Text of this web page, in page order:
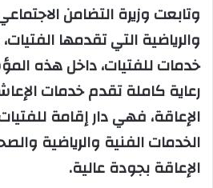
وتابعت وزيرة التضامن
والرياضية التي تقدمها
خدمات للفتيات، داخل هذه
رعاية كاملة تقدم خدمات
الإعاقة، فهي دار إقامة
الخدمات الفنية والرياضية
الإعاقة بجودة عالية.